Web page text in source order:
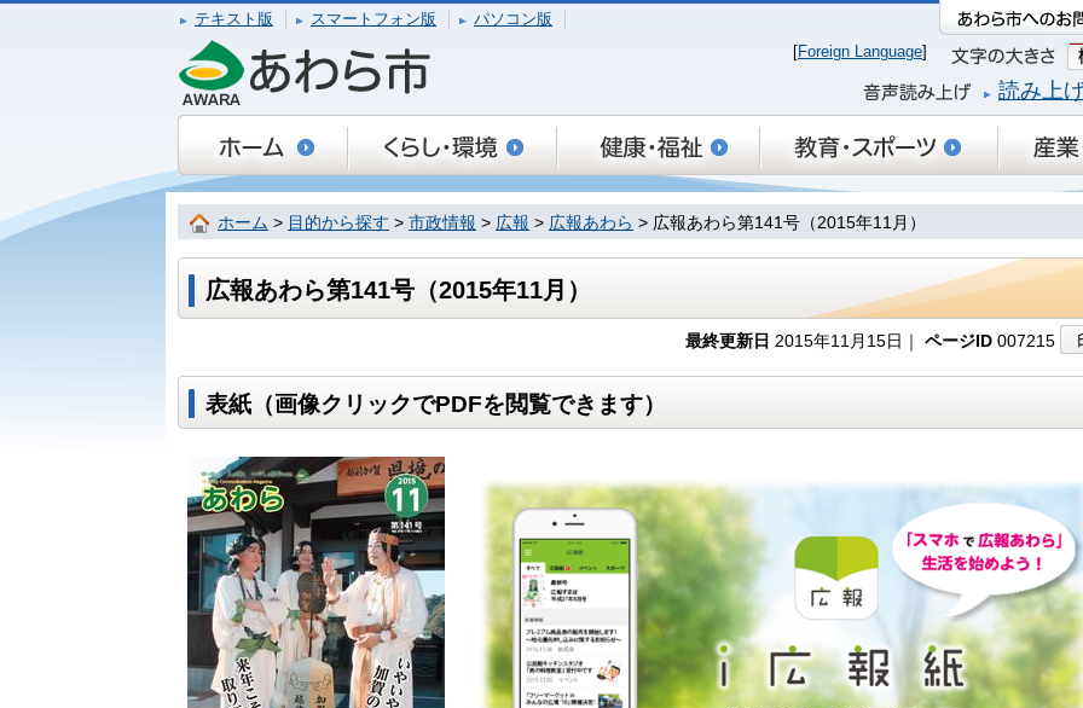
テキスト版 スマートフォン版
パソコン版
[Foreign Language]
読み上
ホーム > 目的から探す > 市政情報 > 広報 > 広報あわら > 広報あわら第141号（2015年11月）
広報あわら第141号（2015年11月）
最終更新日 2015年11月15日｜ ページID 007215
表紙（画像クリックでPDFを閲覧できます）